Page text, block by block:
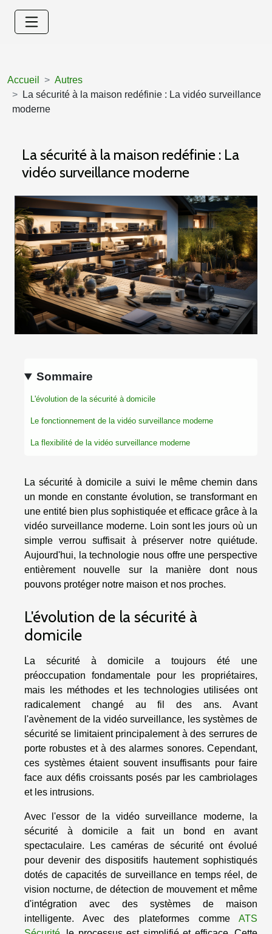
Accueil
Autres
La sécurité à la maison redéfinie : La vidéo surveillance
moderne
La sécurité à la maison redéfinie : La
vidéo surveillance moderne
Sommaire
L'évolution de la sécurité à domicile
Le fonctionnement de la vidéo surveillance moderne
La flexibilité de la vidéo surveillance moderne
La sécurité à domicile a suivi le même chemin dans
un monde en constante évolution, se transformant en
une entité bien plus sophistiquée et efficace grâce à la
vidéo surveillance moderne. Loin sont les jours où un
simple verrou suffisait à préserver notre quiétude.
Aujourd'hui, la technologie nous offre une perspective
entièrement nouvelle sur la manière dont nous
pouvons protéger notre maison et nos proches.
L'évolution de la sécurité à
domicile
La sécurité à domicile a toujours été une
préoccupation fondamentale pour les propriétaires,
mais les méthodes et les technologies utilisées ont
radicalement changé au fil des ans. Avant
l'avènement de la vidéo surveillance, les systèmes de
sécurité se limitaient principalement à des serrures de
porte robustes et à des alarmes sonores. Cependant,
ces systèmes étaient souvent insuffisants pour faire
face aux défis croissants posés par les cambriolages
et les intrusions.
Avec l'essor de la vidéo surveillance moderne, la
sécurité à domicile a fait un bond en avant
spectaculaire. Les caméras de sécurité ont évolué
pour devenir des dispositifs hautement sophistiqués
dotés de capacités de surveillance en temps réel, de
vision nocturne, de détection de mouvement et même
d'intégration avec des systèmes de maison
intelligente. Avec des plateformes comme ATS